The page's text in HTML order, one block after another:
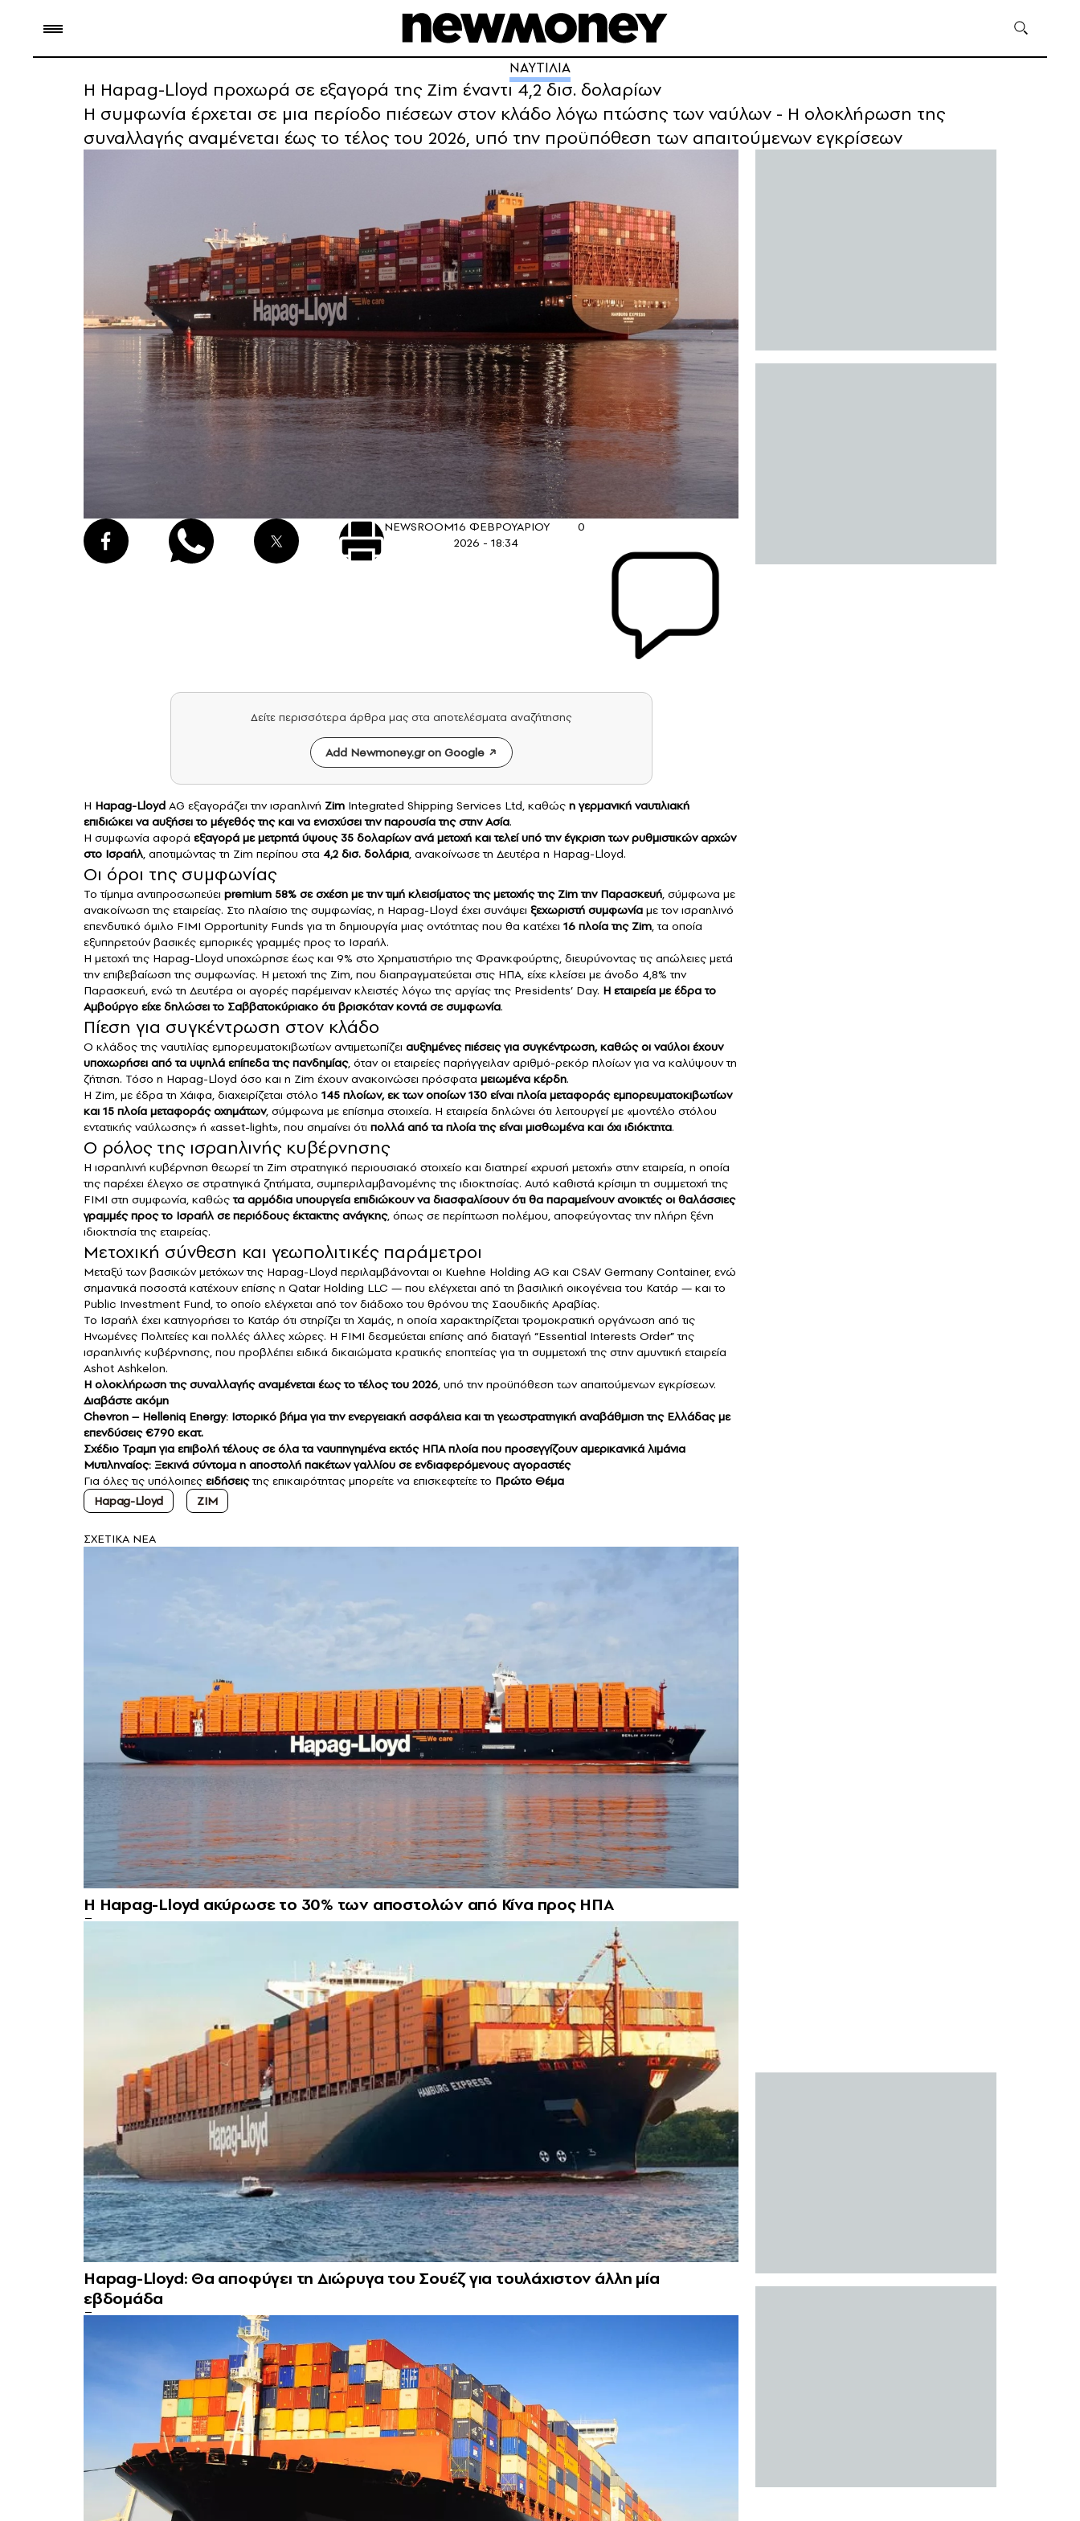
ΝΑΥΤΙΛΙΑ
Η Hapag-Lloyd προχωρά σε εξαγορά της Zim έναντι 4,2 δισ. δολαρίων
Η συμφωνία έρχεται σε μια περίοδο πιέσεων στον κλάδο λόγω πτώσης των ναύλων - Η ολοκλήρωση της
συναλλαγής αναμένεται έως το τέλος του 2026, υπό την προϋπόθεση των απαιτούμενων εγκρίσεων
NEWSROOM16 ΦΕΒΡΟΥΑΡΙΟΥ
2026 - 18:34
0
Δείτε περισσότερα άρθρα μας στα αποτελέσματα αναζήτησης
Add Newmoney.gr on Google
Η Hapag-Lloyd AG εξαγοράζει την ισραηλινή Zim Integrated Shipping Services Ltd, καθώς η γερμανική ναυτιλιακή
επιδιώκει να αυξήσει το μέγεθός της και να ενισχύσει την παρουσία της στην Ασία.
Η συμφωνία αφορά εξαγορά με μετρητά ύψους 35 δολαρίων ανά μετοχή και τελεί υπό την έγκριση των ρυθμιστικών αρχών
στο Ισραήλ, αποτιμώντας τη Zim περίπου στα 4,2 δισ. δολάρια, ανακοίνωσε τη Δευτέρα η Hapag-Lloyd.
Οι όροι της συμφωνίας
Το τίμημα αντιπροσωπεύει premium 58% σε σχέση με την τιμή κλεισίματος της μετοχής της Zim την Παρασκευή, σύμφωνα με
ανακοίνωση της εταιρείας. Στο πλαίσιο της συμφωνίας, η Hapag-Lloyd έχει συνάψει ξεχωριστή συμφωνία με τον ισραηλινό
επενδυτικό όμιλο FIMI Opportunity Funds για τη δημιουργία μιας οντότητας που θα κατέχει 16 πλοία της Zim, τα οποία
εξυπηρετούν βασικές εμπορικές γραμμές προς το Ισραήλ.
Η μετοχή της Hapag-Lloyd υποχώρησε έως και 9% στο Χρηματιστήριο της Φρανκφούρτης, διευρύνοντας τις απώλειες μετά
την επιβεβαίωση της συμφωνίας. Η μετοχή της Zim, που διαπραγματεύεται στις ΗΠΑ, είχε κλείσει με άνοδο 4,8% την
Παρασκευή, ενώ τη Δευτέρα οι αγορές παρέμειναν κλειστές λόγω της αργίας της Presidents’ Day. Η εταιρεία με έδρα το
Αμβούργο είχε δηλώσει το Σαββατοκύριακο ότι βρισκόταν κοντά σε συμφωνία.
Πίεση για συγκέντρωση στον κλάδο
Ο κλάδος της ναυτιλίας εμπορευματοκιβωτίων αντιμετωπίζει αυξημένες πιέσεις για συγκέντρωση, καθώς οι ναύλοι έχουν
υποχωρήσει από τα υψηλά επίπεδα της πανδημίας, όταν οι εταιρείες παρήγγειλαν αριθμό-ρεκόρ πλοίων για να καλύψουν τη
ζήτηση. Τόσο η Hapag-Lloyd όσο και η Zim έχουν ανακοινώσει πρόσφατα μειωμένα κέρδη.
Η Zim, με έδρα τη Χάιφα, διαχειρίζεται στόλο 145 πλοίων, εκ των οποίων 130 είναι πλοία μεταφοράς εμπορευματοκιβωτίων
και 15 πλοία μεταφοράς οχημάτων, σύμφωνα με επίσημα στοιχεία. Η εταιρεία δηλώνει ότι λειτουργεί με «μοντέλο στόλου
εντατικής ναύλωσης» ή «asset-light», που σημαίνει ότι πολλά από τα πλοία της είναι μισθωμένα και όχι ιδιόκτητα.
Ο ρόλος της ισραηλινής κυβέρνησης
Η ισραηλινή κυβέρνηση θεωρεί τη Zim στρατηγικό περιουσιακό στοιχείο και διατηρεί «χρυσή μετοχή» στην εταιρεία, η οποία
της παρέχει έλεγχο σε στρατηγικά ζητήματα, συμπεριλαμβανομένης της ιδιοκτησίας. Αυτό καθιστά κρίσιμη τη συμμετοχή της
FIMI στη συμφωνία, καθώςτα αρμόδια υπουργεία επιδιώκουν να διασφαλίσουν ότι θα παραμείνουν ανοικτές οι θαλάσσιες
γραμμές προς το Ισραήλ σε περιόδους έκτακτης ανάγκης, όπως σε περίπτωση πολέμου, αποφεύγοντας την πλήρη ξένη
ιδιοκτησία της εταιρείας.
Μετοχική σύνθεση και γεωπολιτικές παράμετροι
Μεταξύ των βασικών μετόχων της Hapag-Lloyd περιλαμβάνονται οι Kuehne Holding AG και CSAV Germany Container, ενώ
σημαντικά ποσοστά κατέχουν επίσης η Qatar Holding LLC — που ελέγχεται από τη βασιλική οικογένεια του Κατάρ — και το
Public Investment Fund, το οποίο ελέγχεται από τον διάδοχο του θρόνου της Σαουδικής Αραβίας.
Το Ισραήλ έχει κατηγορήσει το Κατάρ ότι στηρίζει τη Χαμάς, η οποία χαρακτηρίζεται τρομοκρατική οργάνωση από τις
Ηνωμένες Πολιτείες και πολλές άλλες χώρες. Η FIMI δεσμεύεται επίσης από διαταγή “Essential Interests Order” της
ισραηλινής κυβέρνησης, που προβλέπει ειδικά δικαιώματα κρατικής εποπτείας για τη συμμετοχή της στην αμυντική εταιρεία
Ashot Ashkelon.
Η ολοκλήρωση της συναλλαγής αναμένεται έως το τέλος του 2026, υπό την προϋπόθεση των απαιτούμενων εγκρίσεων.
Διαβάστε ακόμη
Chevron – Helleniq Energy: Ιστορικό βήμα για την ενεργειακή ασφάλεια και τη γεωστρατηγική αναβάθμιση της Ελλάδας με
επενδύσεις €790 εκατ.
Σχέδιο Τραμπ για επιβολή τέλους σε όλα τα ναυπηγημένα εκτός ΗΠΑ πλοία που προσεγγίζουν αμερικανικά λιμάνια
Μυτιληναίος: Ξεκινά σύντομα η αποστολή πακέτων γαλλίου σε ενδιαφερόμενους αγοραστές
Για όλες τις υπόλοιπες ειδήσειςτης επικαιρότητας μπορείτε να επισκεφτείτε το Πρώτο Θέμα
Hapag-Lloyd
ZIM
ΣXETIKA NEA
Η Hapag-Lloyd ακύρωσε το 30% των αποστολών από Κίνα προς ΗΠΑ
Hapag-Lloyd: Θα αποφύγει τη Διώρυγα του Σουέζ για τουλάχιστον άλλη μία
εβδομάδα